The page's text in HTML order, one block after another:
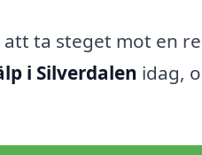
att ta steget mot en
i Silverdalen idag,